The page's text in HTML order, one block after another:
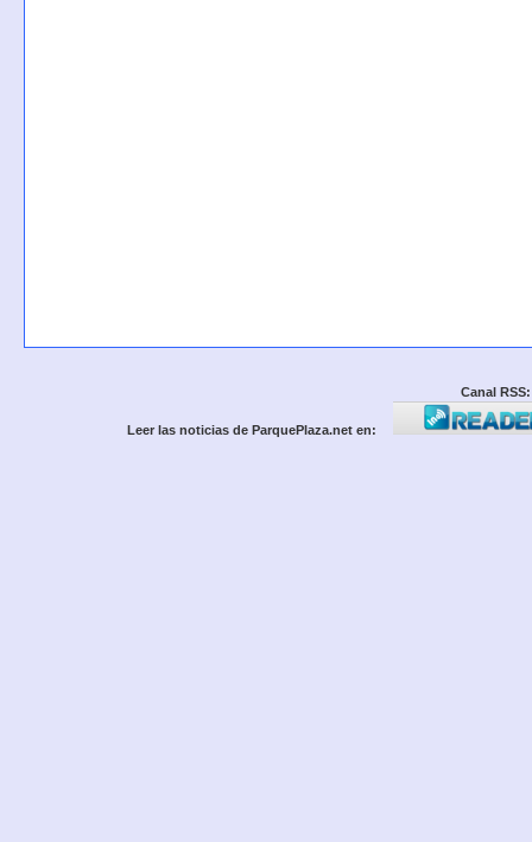
Canal RSS:
Leer las noticias de ParquePlaza.net en: